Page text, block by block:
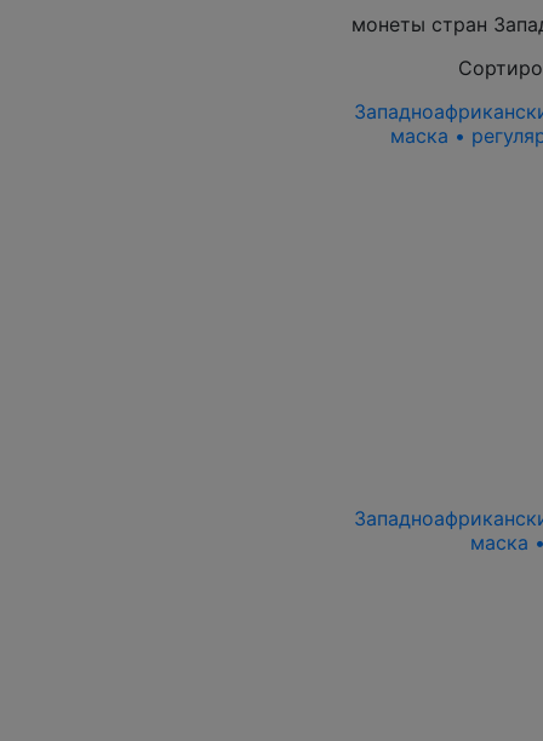
монеты стран
маска •
маска